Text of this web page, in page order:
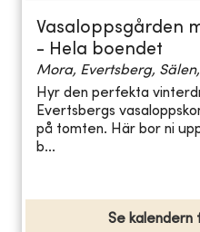
Vasaloppsgården
- Hela boendet
Mora, Evertsberg,
Hyr den perfekta
Evertsbergs
på tomten. Här bor ni
b...
Se kalendern